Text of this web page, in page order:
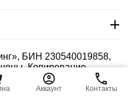
БИН 230540019858,
Копирование
страницы-источника
Аккаунт Контакты